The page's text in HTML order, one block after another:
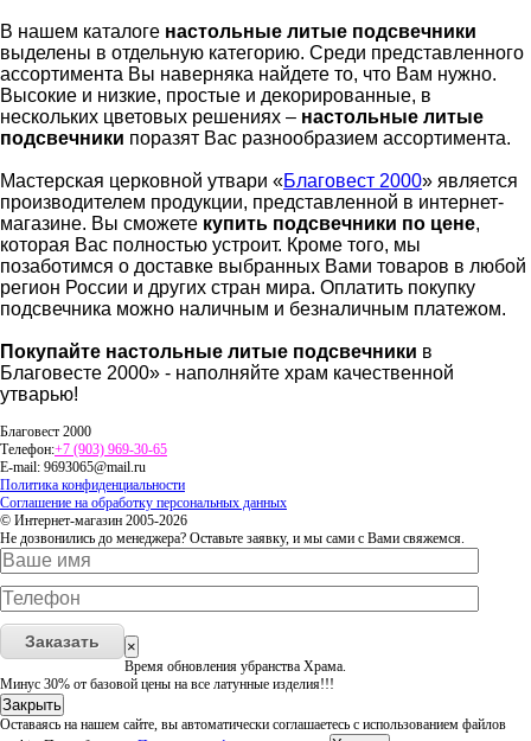
В нашем каталоге настольные литые подсвечники
выделены в отдельную категорию. Среди представленного
ассортимента Вы наверняка найдете то, что Вам нужно.
Высокие и низкие, простые и декорированные, в
нескольких цветовых решениях – настольные литые
подсвечники поразят Вас разнообразием ассортимента.
Мастерская церковной утвари «Благовест 2000» является
производителем продукции, представленной в интернет-
магазине. Вы сможете купить подсвечники по цене,
которая Вас полностью устроит. Кроме того, мы
позаботимся о доставке выбранных Вами товаров в любой
регион России и других стран мира. Оплатить покупку
подсвечника можно наличным и безналичным платежом.
Покупайте настольные литые подсвечники в
Благовесте 2000» - наполняйте храм качественной
утварью!
Благовест 2000
Телефон:+7 (903) 969-30-65
E-mail: 9693065@mail.ru
Политика конфиденциальности
Соглашение на обработку персональных данных
© Интернет-магазин 2005-2026
Не дозвонились до менеджера? Оставьте заявку, и мы сами с Вами свяжемся.
Заказать ×
Время обновления убранства Храма.
Минус 30% от базовой цены на все латунные изделия!!!
Закрыть
Оставаясь на нашем сайте, вы автоматически соглашаетесь с использованием файлов